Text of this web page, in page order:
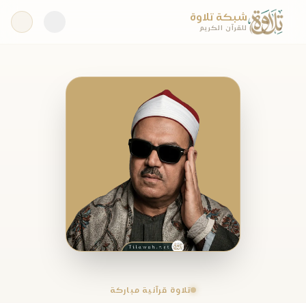
شبكة تلاوة
للقرآن الكريم
تلاوة قرآنية مباركة